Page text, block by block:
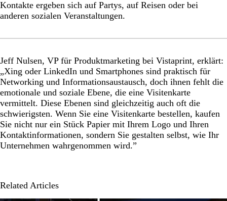
Kontakte ergeben sich auf Partys, auf Reisen oder bei
anderen sozialen Veranstaltungen.
Jeff Nulsen, VP für Produktmarketing bei Vistaprint, erklärt:
„Xing oder LinkedIn und Smartphones sind praktisch für
Networking und Informationsaustausch, doch ihnen fehlt die
emotionale und soziale Ebene, die eine Visitenkarte
vermittelt. Diese Ebenen sind gleichzeitig auch oft die
schwierigsten. Wenn Sie eine Visitenkarte bestellen, kaufen
Sie nicht nur ein Stück Papier mit Ihrem Logo und Ihren
Kontaktinformationen, sondern Sie gestalten selbst, wie Ihr
Unternehmen wahrgenommen wird.”
Related Articles